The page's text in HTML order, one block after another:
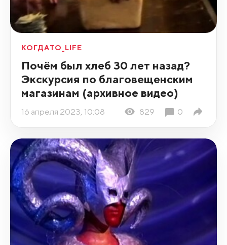
КОГДАТО_LIFE
Почём был хлеб 30 лет назад?
Экскурсия по благовещенским
магазинам (архивное видео)
16 апреля 2023, 10:08 829 0